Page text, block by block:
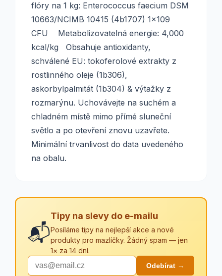
flóry na 1 kg: Enterococcus faecium DSM
10663/NCIMB 10415 (4b1707) 1x109
CFU Metabolizovatelná energie: 4,000
kcal/kg Obsahuje antioxidanty,
schválené EU: tokoferolové extrakty z
rostlinného oleje (1b306),
askorbylpalmitát (1b304) & výtažky z
rozmarýnu. Uchovávejte na suchém a
chladném místě mimo přímé sluneční
světlo a po otevření znovu uzavřete.
Minimální trvanlivost do data uvedeného
na obalu.
📬
Tipy na slevy do e-mailu
Posíláme tipy na nejlepší akce a nové
produkty pro mazlíčky. Žádný spam — jen
1× za 14 dní.
Odebírat →